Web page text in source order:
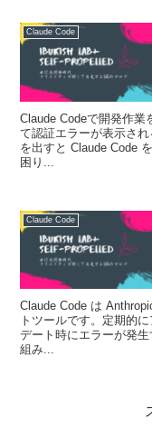
Claude Code
Claude Codeで開発作業
て認証エラーが表示さ
を出すと Claude Code
困り...
Claude Code
Claude Code は
トツールです。定期的
デート時にエラーが発
組み...